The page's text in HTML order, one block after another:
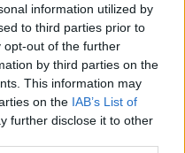
information utilized by
to third parties prior to
opt-out of the further
by third parties on the
This information may
on the IAB’s List of
further disclose it to other